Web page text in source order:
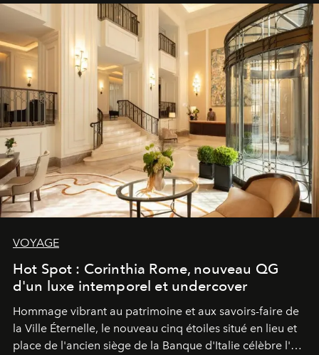
VOYAGE
Hot Spot : Corinthia Rome, nouveau QG
d'un luxe intemporel et undercover
Hommage vibrant au patrimoine et aux savoirs-faire de
la Ville Éternelle, le nouveau cinq étoiles situé en lieu et
place de l'ancien siège de la Banque d'Italie célèbre l'art